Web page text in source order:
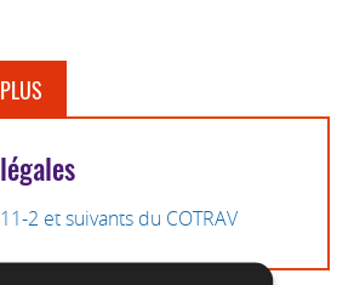
2 et suivants du COTRAV